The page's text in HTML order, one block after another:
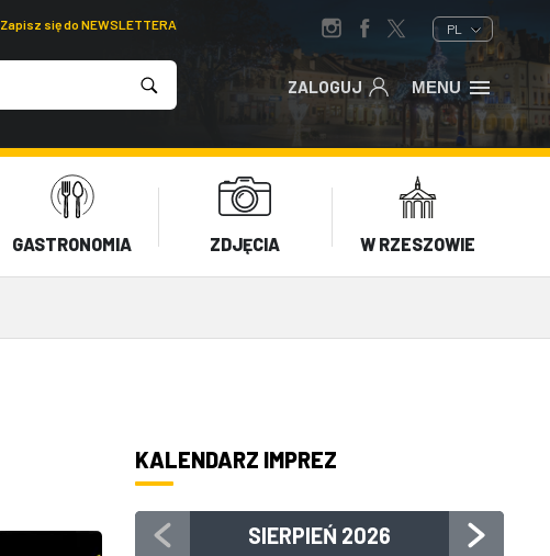
Zapisz się do NEWSLETTERA PL
ZALOGUJ MENU
GASTRONOMIA ZDJĘCIA W RZESZOWIE
KALENDARZ IMPREZ
SIERPIEŃ 2026